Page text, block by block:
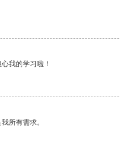
我的学习啦！
所有需求。